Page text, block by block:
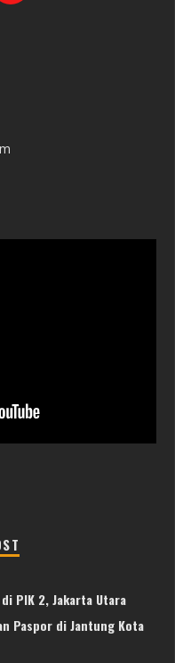
PIK 2, Jakarta Utara
Paspor di Jantung Kota